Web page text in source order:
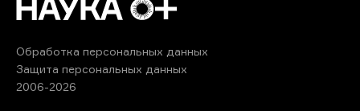
Обработка персональных данных
Защита персональных данных
2006-2026